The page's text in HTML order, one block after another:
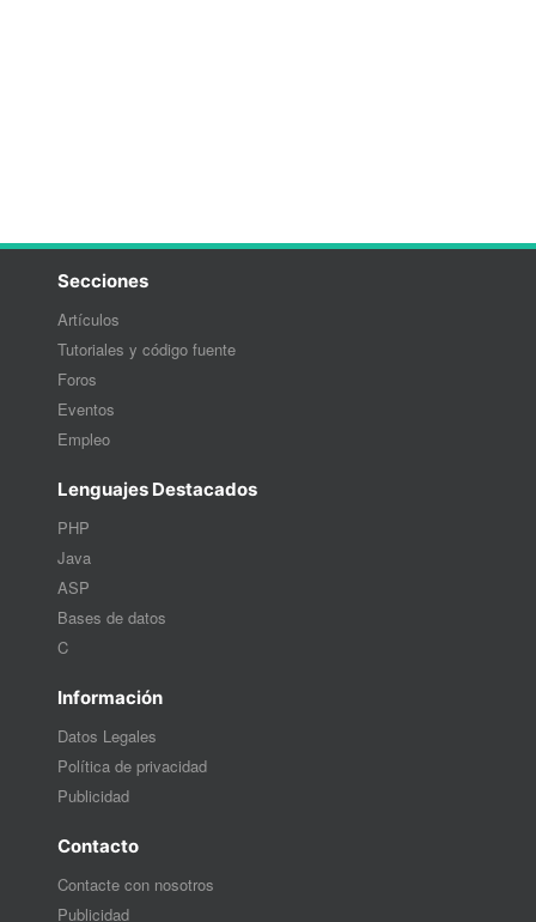
Secciones
Artículos
Tutoriales y código fuente
Foros
Eventos
Empleo
Lenguajes Destacados
PHP
Java
ASP
Bases de datos
C
Información
Datos Legales
Política de privacidad
Publicidad
Contacto
Contacte con nosotros
Publicidad